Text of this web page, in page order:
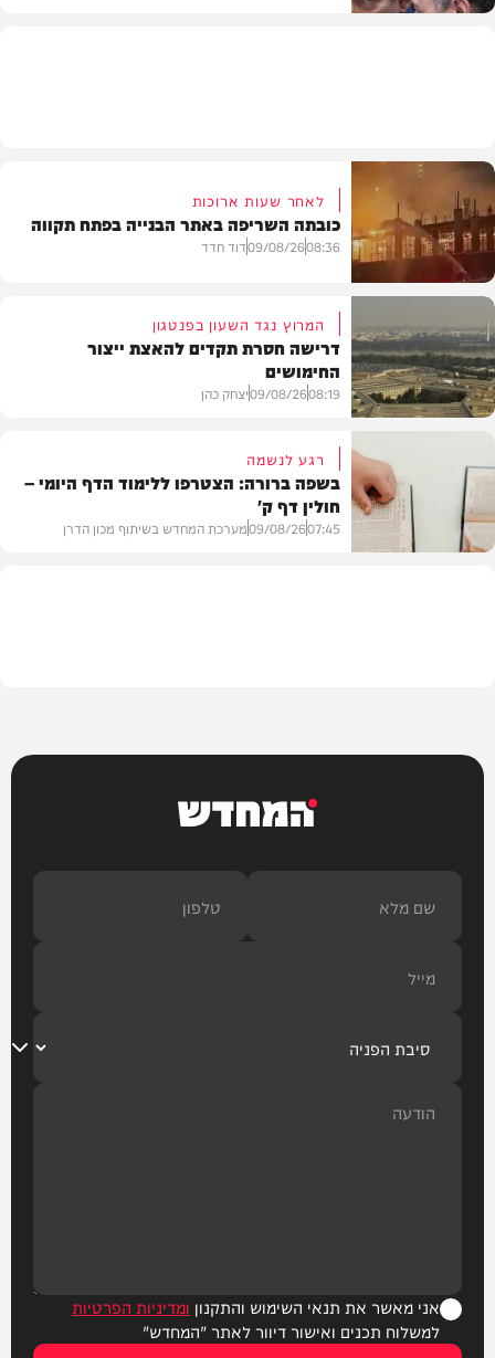
חדשות
לאחר שעות ארוכות
כובתה השריפה באתר הבנייה בפתח תקווה
08:36
09/08/26דוד חדד
חדשות
המרוץ נגד השעון בפנטגון
דרישה חסרת תקדים להאצת ייצור
החימושים
08:19
09/08/26יצחק כהן
רגע לנשמה
בשפה ברורה: הצטרפו ללימוד הדף היומי –
חולין דף ק'
07:45
09/08/26מערכת המחדש בשיתוף מכון הדרן
המחדש
אני מאשר את תנאי השימוש והתקנון ומדיניות הפרטיות
למשלוח תכנים ואישור דיוור לאתר "המחדש"